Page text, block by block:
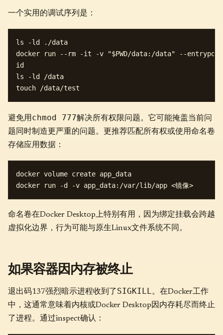
一个实用的调试序列是：
ls -ld ./data
docker run --rm -it -v "$PWD/data:/data" --
id
ls -ld /data
避免用 chmod 777解决所有权限问题。它可能掩盖当前问
题同时制造更严重的问题。更推荐匹配所有权或使用命名卷
存储应用数据：
docker volume create app_data
命名卷在Docker Desktop上特别有用，因为绑定挂载会跨越
虚拟化边界，行为可能与原生Linux文件系统不同。
如果容器因内存被终止
退出码137强烈暗示进程收到了 SIGKILL。在Docker工作
中，这通常意味着内核或Docker Desktop因内存耗尽而终止
了进程。通过inspect确认：